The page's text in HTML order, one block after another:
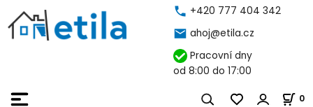
+420 777 404 342
ahoj@etila.cz
Pracovní dny
od 8:00 do 17:00
0